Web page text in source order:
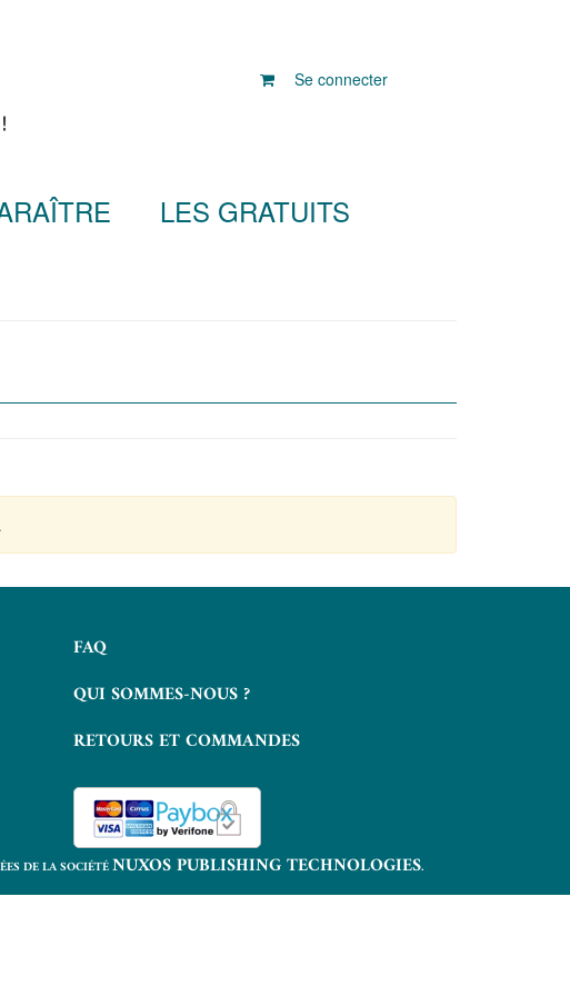
Se connecter
LES GRATUITS
FAQ
QUI SOMMES-NOUS ?
RETOURS ET COMMANDES
DE LA SOCIÉTÉNUXOS PUBLISHING TECHNOLOGIES.